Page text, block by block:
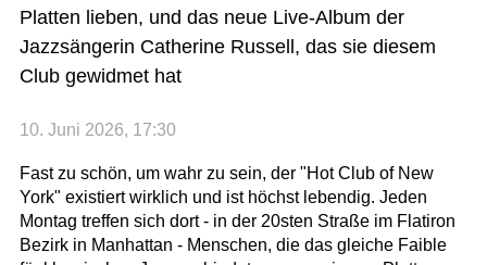
Platten lieben, und das neue Live-Album der
Jazzsängerin Catherine Russell, das sie diesem
Club gewidmet hat
10. Juni 2026, 17:30
Fast zu schön, um wahr zu sein, der "Hot Club of New
York" existiert wirklich und ist höchst lebendig. Jeden
Montag treffen sich dort - in der 20sten Straße im Flatiron
Bezirk in Manhattan - Menschen, die das gleiche Faible